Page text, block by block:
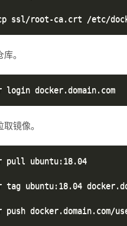
。
镜像。
pull ubuntu:18.04
tag ubuntu:18.04
push docker.domain.com/